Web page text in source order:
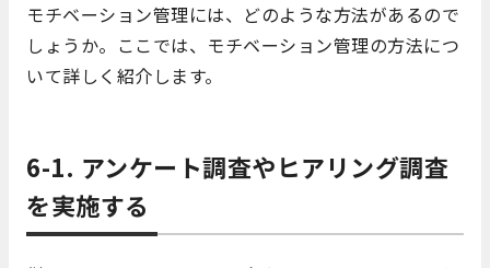
モチベーション管理には、どのような方法があるので
しょうか。ここでは、モチベーション管理の方法につ
いて詳しく紹介します。
6-1. アンケート調査やヒアリング調査
を実施する